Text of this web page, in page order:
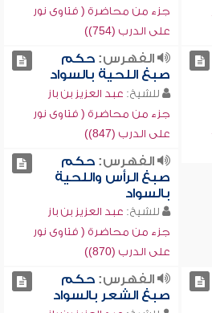
جزء من محاضرة ( فتاوى نور
على الدرب (754))
الفهرس:حكم
صبغ اللحية بالسواد
للشيخ: عبد العزيز بن باز
جزء من محاضرة ( فتاوى نور
على الدرب (847))
الفهرس:حكم
صبغ الرأس واللحية
بالسواد
للشيخ: عبد العزيز بن باز
جزء من محاضرة ( فتاوى نور
على الدرب (870))
الفهرس:حكم
صبغ الشعر بالسواد